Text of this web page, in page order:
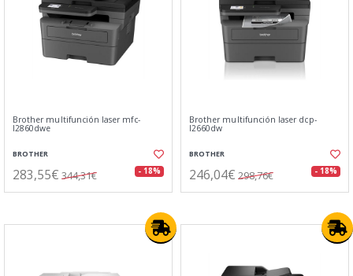
Brother multifunción laser mfc-
l2860dwe
BROTHER
283,55€ 344,31€ - 18%
Brother multifunción laser dcp-
l2660dw
BROTHER
246,04€ 298,76€ - 18%